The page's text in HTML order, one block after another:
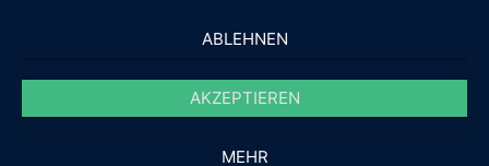
ABLEHNEN
AKZEPTIEREN
MEHR